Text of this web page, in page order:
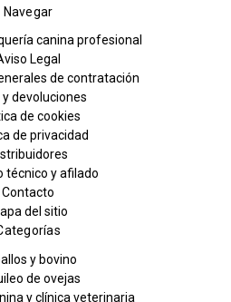
Navegar
canina profesional
Legal
de contratación
y devoluciones
de cookies
de privacidad
técnico y afilado
Contacto
del sitio
y bovino
de ovejas
y clínica veterinaria